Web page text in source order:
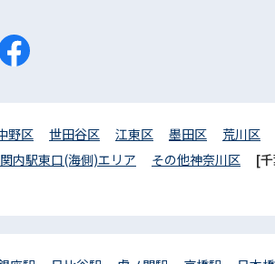
野区 世田谷区 江東区 墨田区 荒川区
関内駅東口(海側)エリア その他神奈川区
[